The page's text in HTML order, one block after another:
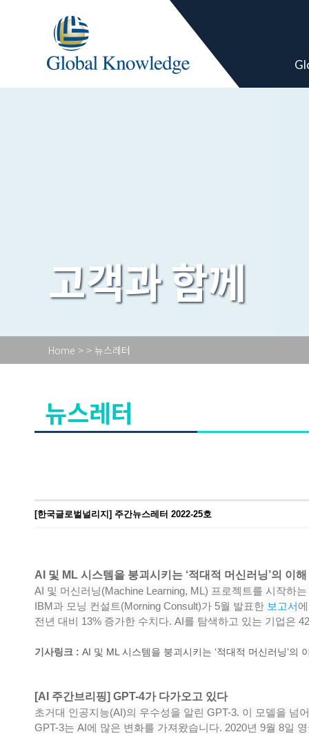
고객과 함께
Home > > 뉴스레터
뉴스레터
[한국글로벌널리지] 주간뉴스레터 2022-25호
AI 및 ML 시스템을 붕괴시키는 ‘적대적 머신러닝’의 이해​
AI 및 머신러닝(Machine Learning, ML) 프로젝트를 시작하
IBM과 모닝 컨설트(Morning Consult)가 5월 발표한 보고서
전년 대비 13% 증가한 수치다. AI를 탐색하고 있는 기업은
기사링크 : AI 및 ML 시스템을 붕괴시키는 ‘적대적 머신러닝’의
[AI 주간브리핑] GPT-4가 다가오고 있다​
초거대 인공지능(AI)의 우수성을 알린 GPT-3. 이 모델을 넘
GPT-3는 AI에 많은 변화를 가져왔습니다. 2020년 9월 8일